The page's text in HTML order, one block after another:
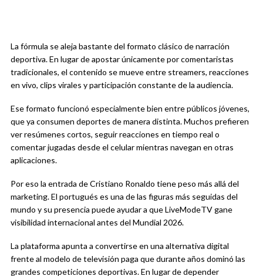
La fórmula se aleja bastante del formato clásico de narración
deportiva. En lugar de apostar únicamente por comentaristas
tradicionales, el contenido se mueve entre streamers, reacciones
en vivo, clips virales y participación constante de la audiencia.
Ese formato funcionó especialmente bien entre públicos jóvenes,
que ya consumen deportes de manera distinta. Muchos prefieren
ver resúmenes cortos, seguir reacciones en tiempo real o
comentar jugadas desde el celular mientras navegan en otras
aplicaciones.
Por eso la entrada de Cristiano Ronaldo tiene peso más allá del
marketing. El portugués es una de las figuras más seguidas del
mundo y su presencia puede ayudar a que LiveModeTV gane
visibilidad internacional antes del Mundial 2026.
La plataforma apunta a convertirse en una alternativa digital
frente al modelo de televisión paga que durante años dominó las
grandes competiciones deportivas. En lugar de depender